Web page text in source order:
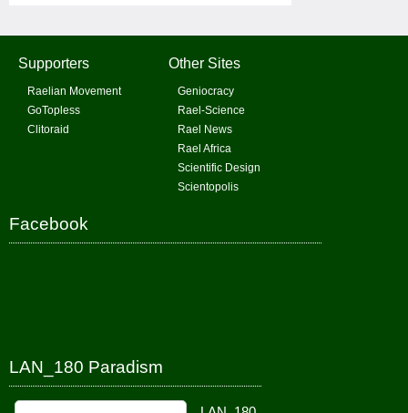
Supporters
Raelian Movement
GoTopless
Clitoraid
Other Sites
Geniocracy
Rael-Science
Rael News
Rael Africa
Scientific Design
Scientopolis
Facebook
LAN_180 Paradism